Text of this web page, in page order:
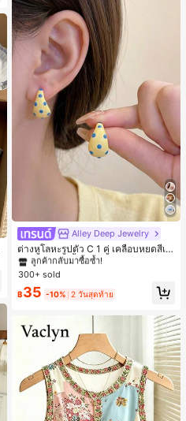
Alley Deep Jewelry
ต่างหูโลหะรูปตัว C 1 คู่ เคลือบหยดสีเห
ลือง ลายจุดสีน้ำเงิน สไตล์ยุโรปและอเม
ริกัน แฟชั่นส่วนตัว หวานและสง่างาม
สำหรับผู้หญิงและเด็กหญิง สำหรับการเ
ดินทาง งานแต่งงาน ปาร์ตี้ วันเกิด ของ
#1 ขายดี ใน โบโฮ ต่างหูผู้หญิง
ลูกค้ากลับมาซื้อซ้ำ!
#1 ขายดี ใน โบโฮ ต่างหูผู้หญิง
ลูกค้ากลับมาซื้อซ้ำ!
#1 ขายดี ใน โบโฮ ต่างหูผู้หญิง
ลูกค้ากลับมาซื้อซ้ำ!
#1 ขายดี ใน โบโฮ ต่างหูผู้หญิง
300+ sold
฿35 -10% 2 วันสุดท้าย